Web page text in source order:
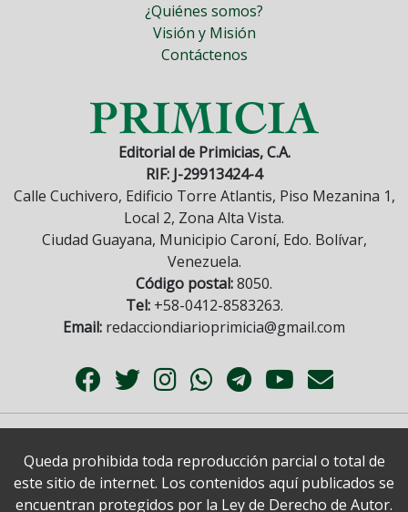
¿Quiénes somos?
Visión y Misión
Contáctenos
Editorial de Primicias, C.A.
RIF: J-29913424-4
Calle Cuchivero, Edificio Torre Atlantis, Piso Mezanina 1,
Local 2, Zona Alta Vista.
Ciudad Guayana, Municipio Caroní, Edo. Bolívar,
Venezuela.
Código postal:8050.
Tel:+58-0412-8583263.
Email: redacciondiarioprimicia@gmail.com
Queda prohibida toda reproducción parcial o total de
este sitio de internet. Los contenidos aquí publicados se
encuentran protegidos por la Ley de Derecho de Autor.